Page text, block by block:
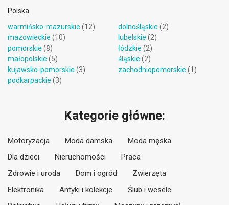
Polska
warmińsko-mazurskie (12)
mazowieckie (10)
pomorskie (8)
małopolskie (5)
kujawsko-pomorskie (3)
podkarpackie (3)
dolnośląskie (2)
lubelskie (2)
łódzkie (2)
śląskie (2)
zachodniopomorskie (1)
Kategorie główne:
Motoryzacja Moda damska
Moda męska
Dla dzieci
Nieruchomości
Praca
Zdrowie i uroda
Dom i ogród
Zwierzęta
Elektronika
Antyki i kolekcje
Ślub i wesele